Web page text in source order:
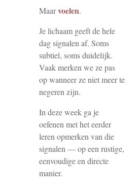
Maarvoelen.
Je lichaam geeft de hele
dag signalen af. Soms
subtiel, soms duidelijk.
Vaak merken we ze pas
op wanneer ze niet meer te
negeren zijn.
In deze week ga je
oefenen met het eerder
leren opmerken van die
signalen — op een rustige,
eenvoudige en directe
manier.